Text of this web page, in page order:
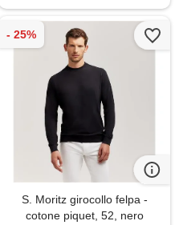
S. Moritz girocollo felpa -
cotone piquet, 52, nero